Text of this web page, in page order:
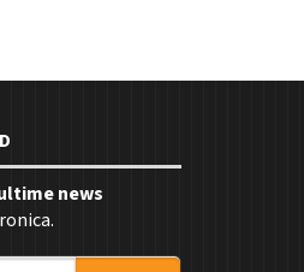
news